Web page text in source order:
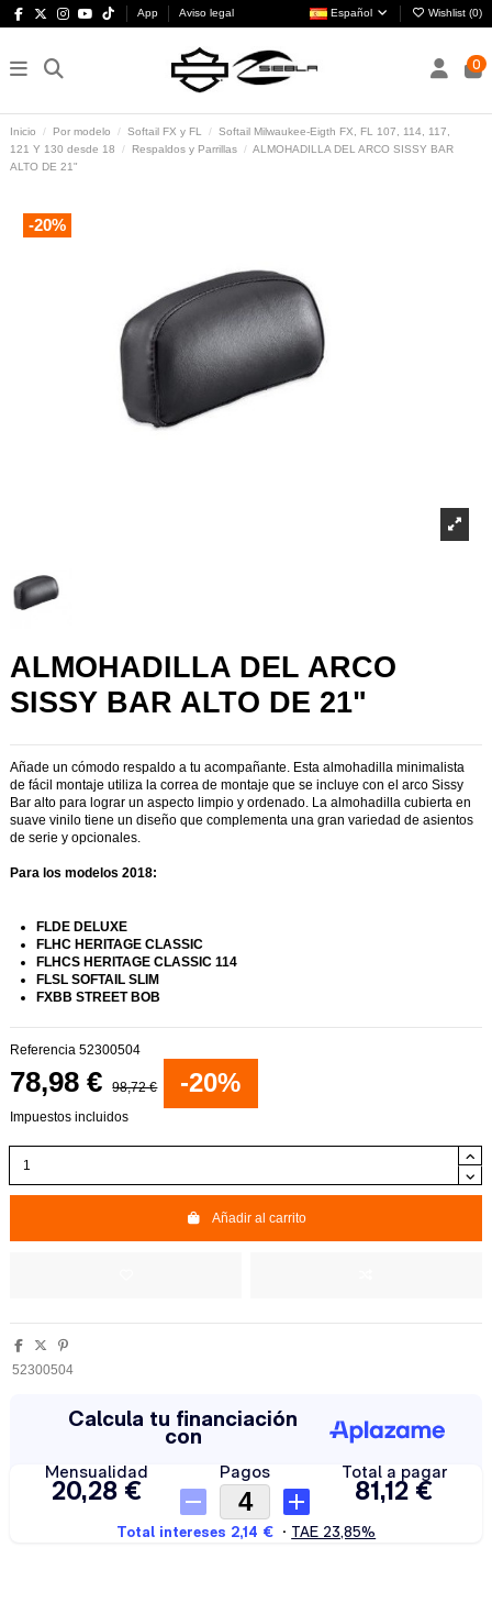
App Aviso legal Español Wishlist (0)
0
Inicio Por modelo Softail FX y FL
Softail Milwaukee-Eigth FX, FL 107, 114, 117,
121 Y 130 desde 18
Respaldos y Parrillas
ALMOHADILLA DEL ARCO SISSY BAR
ALTO DE 21"
-20%
ALMOHADILLA DEL ARCO
SISSY BAR ALTO DE 21"
Añade un cómodo respaldo a tu acompañante. Esta almohadilla minimalista
de fácil montaje utiliza la correa de montaje que se incluye con el arco Sissy
Bar alto para lograr un aspecto limpio y ordenado. La almohadilla cubierta en
suave vinilo tiene un diseño que complementa una gran variedad de asientos
de serie y opcionales.
Para los modelos 2018:
FLDE DELUXE
FLHC HERITAGE CLASSIC
FLHCS HERITAGE CLASSIC 114
FLSL SOFTAIL SLIM
FXBB STREET BOB
Referencia 52300504
78,98 € 98,72 € -20%
Impuestos incluidos
Añadir al carrito
52300504